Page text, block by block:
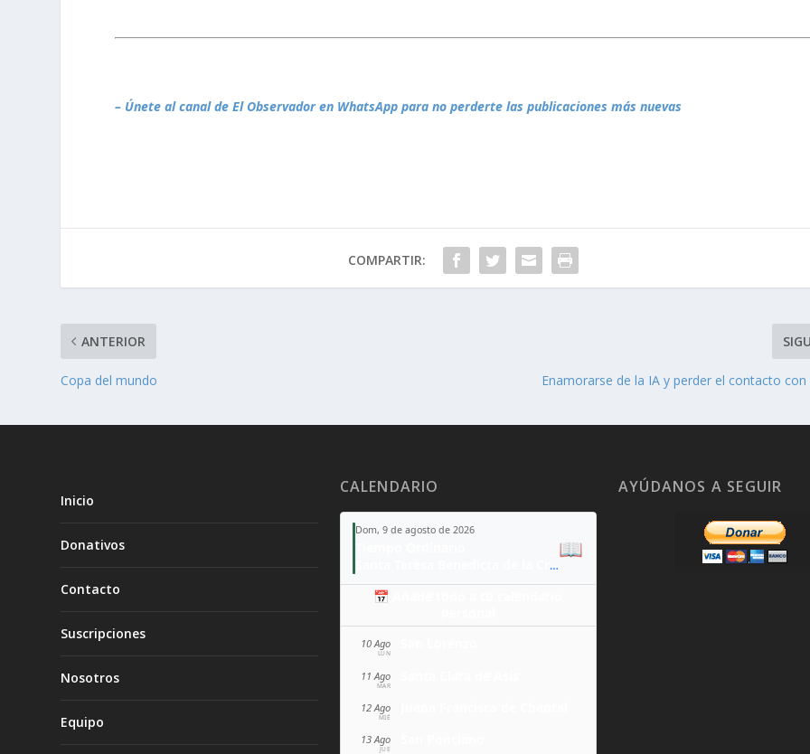
– Únete al canal de El Observador en WhatsApp para no perderte las publicaciones más nuevas
COMPARTIR:
ANTERIOR
Copa del mundo Enamorarse de la IA y perder el contacto con
Inicio
Donativos
Contacto
Suscripciones
Nosotros
Equipo
CALENDARIO
Dom, 9 de agosto de 2026
Santa Teresa Benedicta de la Cruz
📖
📅 Añade todo a tu calendario
10 Ago
LUN
11 Ago
MAR
12 Ago
MIÉ
13 Ago
JUE
AYÚDANOS A SEGUIR